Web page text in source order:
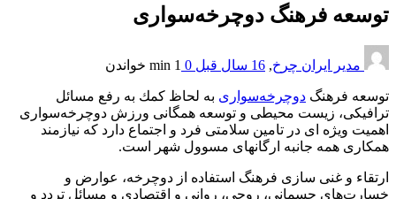
توسعه فرهنگ دوچرخه‌سواری
مدیر ایران چرخ, 16 سال قبل 0
1 min خواندن
توسعه فرهنگ دوچرخه‌سواری به لحاظ كمك به رفع مسائل
ترافیكی، زیست محیطی و توسعه همگانی ورزش دوچرخه‌سواری
اهمیت ویژه ای در تامین سلامتی فرد و اجتماع دارد كه نیازمند
همكاری همه جانبه ارگانهای مسوول شهر است.
ارتقاء و غنی سازی فرهنگ استفاده از دوچرخه، عوارض و
خسارت‌های جسمانی، روحی، روانی و اقتصادی و مسائل تردد و